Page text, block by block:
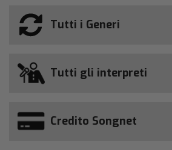
Tutti i Generi
Tutti gli interpreti
Credito Songnet